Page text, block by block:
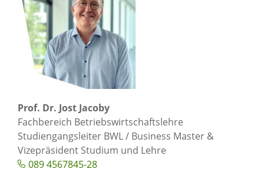
Prof. Dr. Jost Jacoby
Fachbereich Betriebswirtschaftslehre
Studiengangsleiter BWL / Business Master &
Vizepräsident Studium und Lehre
089 4567845-28